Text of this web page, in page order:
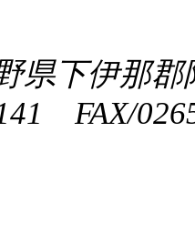
県下伊那
FAX/